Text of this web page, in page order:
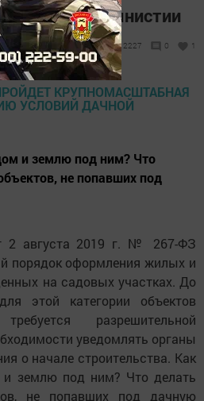
дачной амнистии
2227 0 1
и землю под ним? Что
не попавших под
2 августа 2019 г. № 267-ФЗ
порядок оформления жилых и
на садовых участках. До
этой категории объектов
разрешительной
уведомлять органы
о начале строительства. Как
землю под ним? Что делать
не попавших под дачную